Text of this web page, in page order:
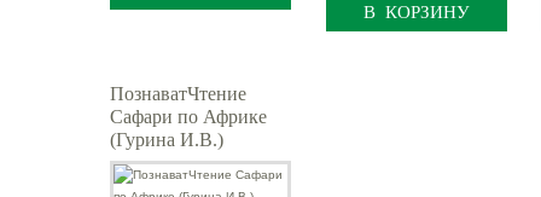
В КОРЗИНУ
ПознаватЧтение
Сафари по Африке
(Гурина И.В.)